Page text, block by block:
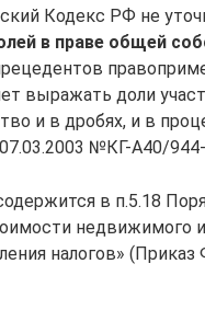
Кодекс РФ не
в праве общей
выражать доли
и в дробях, и в
№КГ-А40/
в п.5.18
недвижимого
налогов»